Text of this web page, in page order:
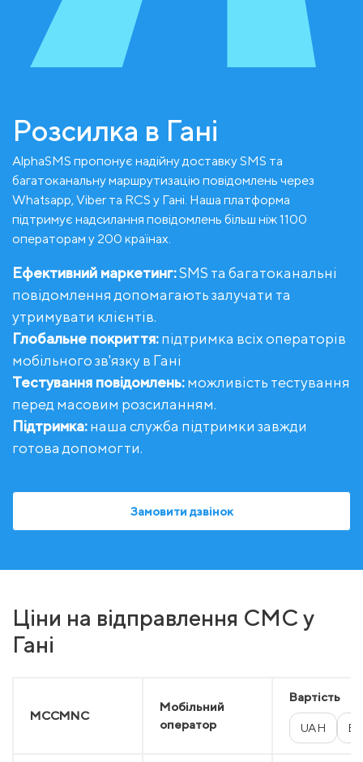
Розсилка в Гані
AlphaSMS пропонує надійну доставку SMS та
багатоканальну маршрутизацію повідомлень через
Whatsapp, Viber та RCS у Гані. Наша платформа
підтримує надсилання повідомлень більш ніж 1100
операторам у 200 країнах.
Ефективний маркетинг:SMS та багатоканальні
повідомлення допомагають залучати та
утримувати клієнтів.
Глобальне покриття:підтримка всіх операторів
мобільного зв'язку в Гані
Тестування повідомлень:можливість тестування
перед масовим розсиланням.
Підтримка:наша служба підтримки завжди
готова допомогти.
Замовити дзвінок
Ціни на відправлення СМС у
Гані
MCCMNC
Мобільний
оператор
Вартість
UAH